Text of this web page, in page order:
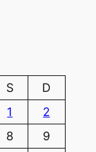
S
D
1
2
8
9